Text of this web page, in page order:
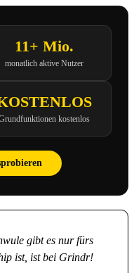
11+ Mio.
monatlich aktive Nutzer
kostenlos
gibt es nur fürs
ist, ist bei Grindr!